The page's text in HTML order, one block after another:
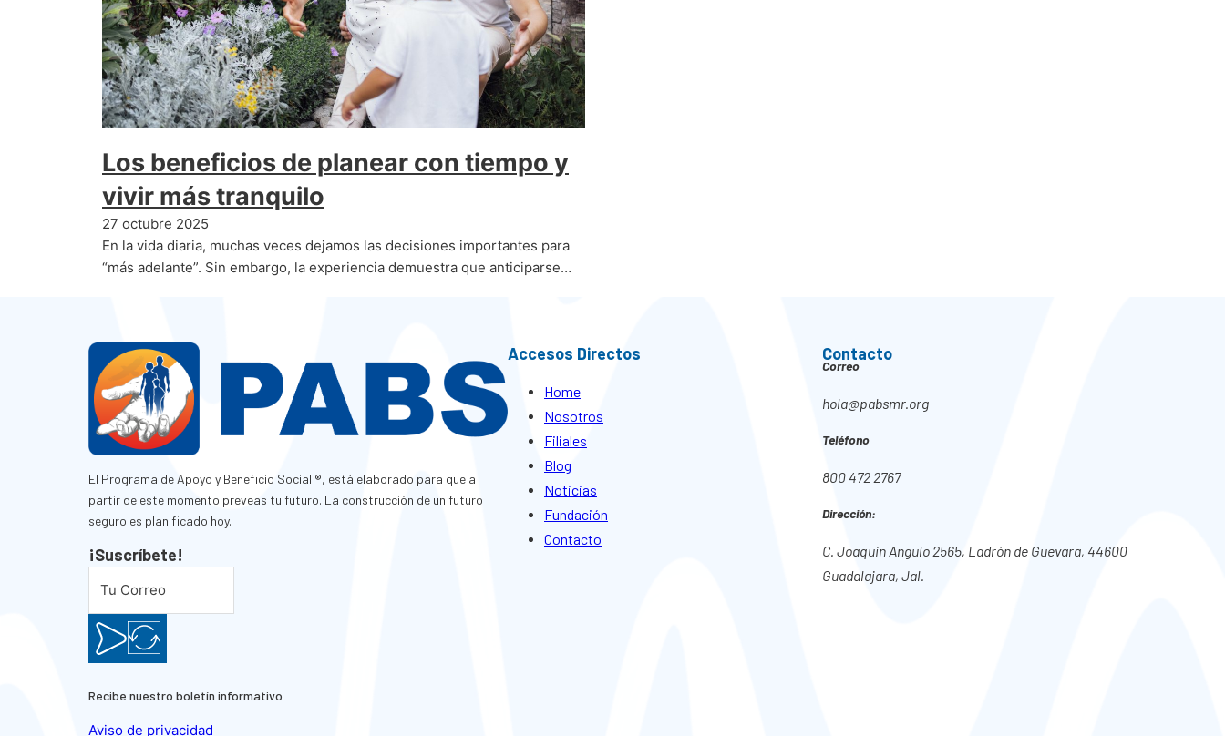
Los beneficios de planear con tiempo y
vivir más tranquilo
27 octubre 2025
En la vida diaria, muchas veces dejamos las decisiones importantes para
“más adelante”. Sin embargo, la experiencia demuestra que anticiparse…
El Programa de Apoyo y Beneficio Social ®, está elaborado para que a
partir de este momento preveas tu futuro. La construcción de un futuro
seguro es planificado hoy.
¡Suscríbete!
Recibe nuestro boletín informativo
Accesos Directos
Home
Nosotros
Filiales
Blog
Noticias
Fundación
Contacto
Contacto
Correo
hola@pabsmr.org
Teléfono
800 472 2767
Dirección:
C. Joaquin Angulo 2565, Ladrón de Guevara, 44600
Guadalajara, Jal.
Aviso de privacidad